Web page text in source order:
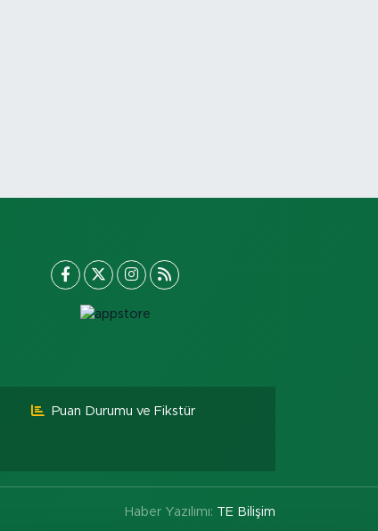
Puan Durumu ve Fikstür
Haber Yazılımı: TE Bilişim